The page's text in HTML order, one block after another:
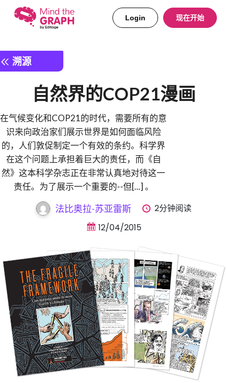
Login 现在开始
溯源
自然界的COP21漫画
在气候变化和COP21的时代，需要所有的意
识来向政治家们展示世界是如何面临风险
的，人们敦促制定一个有效的条约。科学界
在这个问题上承担着巨大的责任，而《自
然》这本科学杂志正在非常认真地对待这一
责任。为了展示一个重要的--但[...] 。
法比奥拉-苏亚雷斯
2分钟阅读
12/04/2015